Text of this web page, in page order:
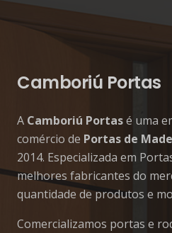
Camboriú Portas
A Camboriú Portasé uma
comércio de Portas de
2014. Especializada em
melhores fabricantes do
quantidade de produtos e
Comercializamos portas e